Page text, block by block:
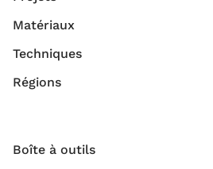
Matériaux
Techniques
Régions
Boîte à outils